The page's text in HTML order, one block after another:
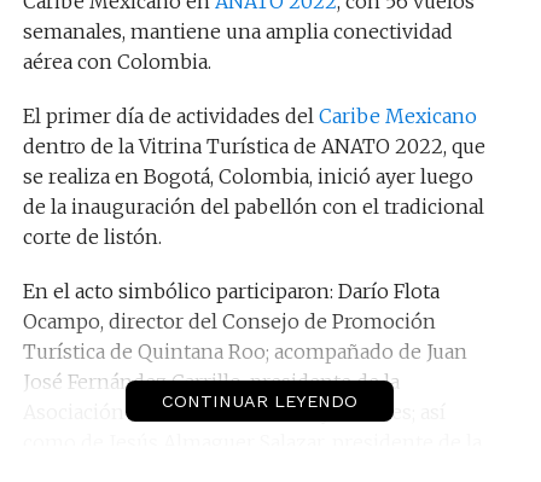
semanales, mantiene una amplia conectividad
aérea con Colombia.
El primer día de actividades del Caribe Mexicano
dentro de la Vitrina Turística de ANATO 2022, que
se realiza en Bogotá, Colombia, inició ayer luego
de la inauguración del pabellón con el tradicional
corte de listón.
En el acto simbólico participaron: Darío Flota
Ocampo, director del Consejo de Promoción
Turística de Quintana Roo; acompañado de Juan
José Fernández Carrillo, presidente de la
Asociación Nacional de Hoteles y Moteles; así
CONTINUAR LEYENDO